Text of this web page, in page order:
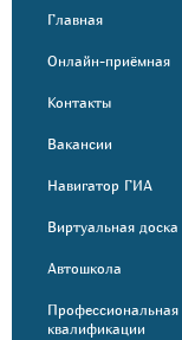
Главная
Онлайн-приёмная
Контакты
Вакансии
Навигатор ГИА
Виртуальная доска
Автошкола
Профессиональная
квалификации